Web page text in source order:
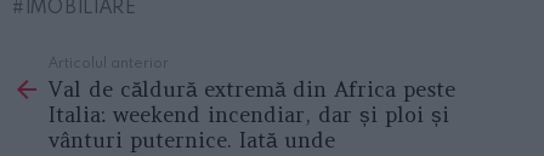
IMOBILIARE
more
Articolul anterior
Val de căldură extremă din Africa peste
Italia: weekend incendiar, dar și ploi și
vânturi puternice. Iată unde